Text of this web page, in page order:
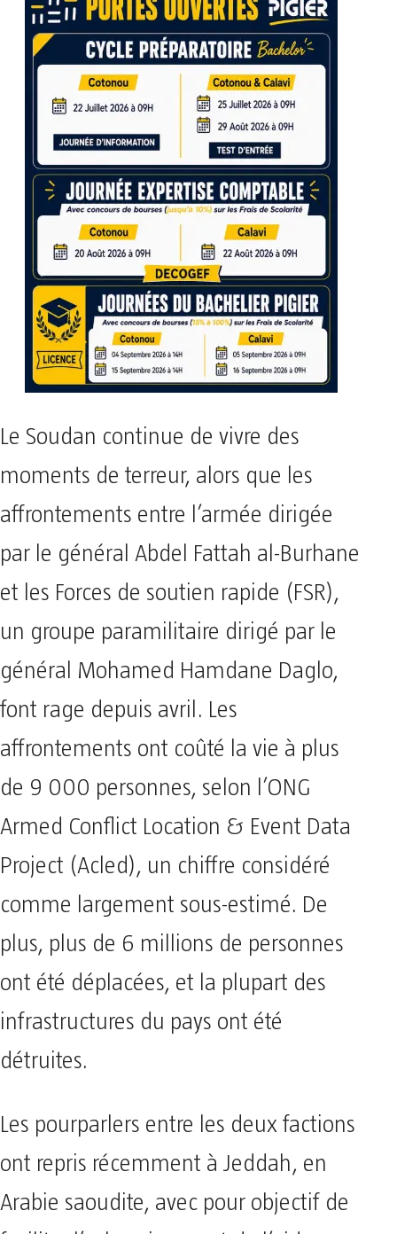
Le Soudan continue de vivre des
moments de terreur, alors que les
affrontements entre l’armée dirigée
par le général Abdel Fattah al-Burhane
et les Forces de soutien rapide (FSR),
un groupe paramilitaire dirigé par le
général Mohamed Hamdane Daglo,
font rage depuis avril. Les
affrontements ont coûté la vie à plus
de 9 000 personnes, selon l’ONG
Armed Conflict Location & Event Data
Project (Acled), un chiffre considéré
comme largement sous-estimé. De
plus, plus de 6 millions de personnes
ont été déplacées, et la plupart des
infrastructures du pays ont été
détruites.
Les pourparlers entre les deux factions
ont repris récemment à Jeddah, en
Arabie saoudite, avec pour objectif de